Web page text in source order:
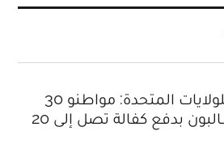
تأشيرة الدخول للولايات المتحدة: مواطنو 30
دولة إفريقية مطالبون بدفع كفالة تصل إلى 20